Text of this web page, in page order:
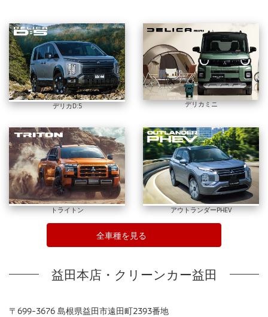
デリカD:5 デリカミニ
トライトン アウトランダーPHEV
全車種を見る
益田本店・クリーンカー益田
〒699-3676 島根県益田市遠田町2393番地